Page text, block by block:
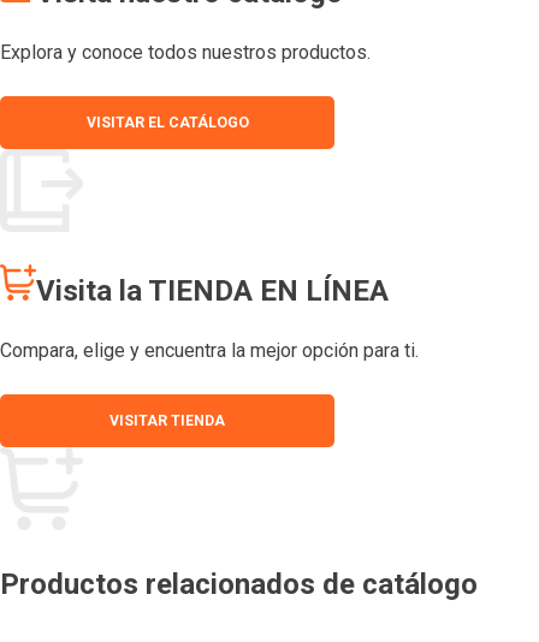
Explora y conoce todos nuestros productos.
VISITAR EL CATÁLOGO
Visita la TIENDA EN LÍNEA
Compara, elige y encuentra la mejor opción para ti.
VISITAR TIENDA
Productos relacionados de catálogo